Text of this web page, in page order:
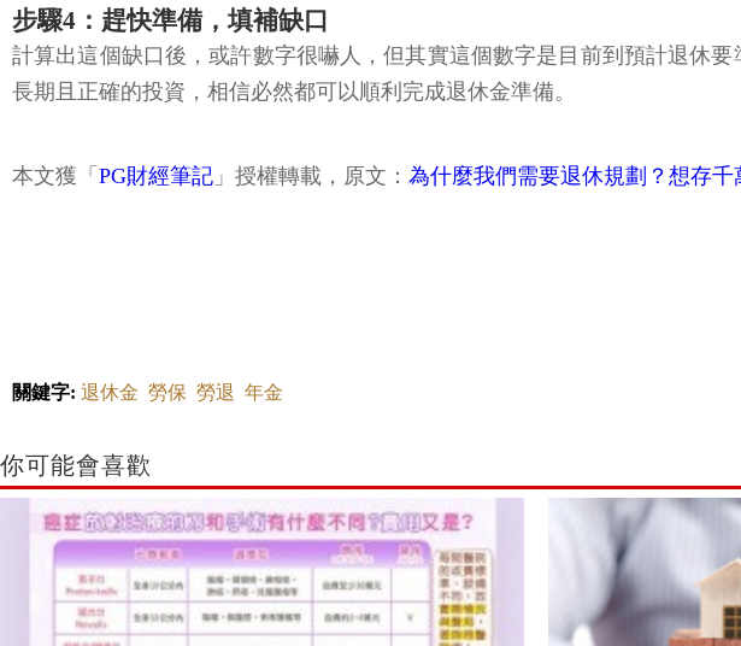
步驟4：趕快準備，填補缺口
計算出這個缺口後，或許數字很嚇人，但其實這個數字是目前到預計退休
長期且正確的投資，相信必然都可以順利完成退休金準備。
本文獲「 PG財經筆記 」授權轉載，原文： 為什麼我們需要退休規劃？想存
關鍵字: 退休金 勞保 勞退 年金
你可能會喜歡